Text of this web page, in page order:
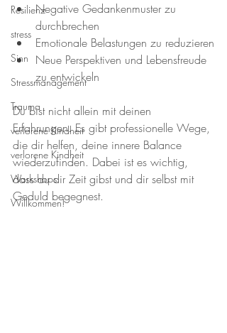
Resilienz
stress
Sinn
Stressmanagement
Trauma
verlorene Kindheit
verlorene Kindheit
Workshops
Willkommen!
Negative Gedankenmuster zu
durchbrechen
Emotionale Belastungen zu reduzieren
Neue Perspektiven und Lebensfreude
zu entwickeln
Du bist nicht allein mit deinen
Erfahrungen. Es gibt professionelle Wege,
die dir helfen, deine innere Balance
wiederzufinden. Dabei ist es wichtig,
dass du dir Zeit gibst und dir selbst mit
Geduld begegnest.